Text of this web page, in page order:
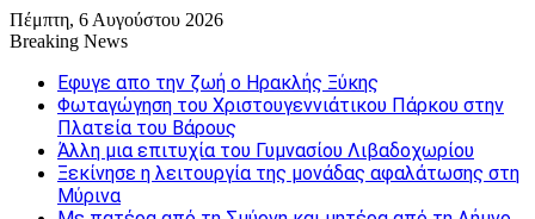
Πέμπτη, 6 Αυγούστου 2026
Breaking News
Εφυγε απο την ζωή o Ηρακλής Ξύκης
Φωταγώγηση του Χριστουγεννιάτικου Πάρκου στην
Πλατεία του Βάρους
Άλλη μια επιτυχία του Γυμνασίου Λιβαδοχωρίου
Ξεκίνησε η λειτουργία της μονάδας αφαλάτωσης στη
Μύρινα